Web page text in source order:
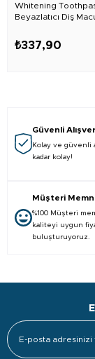
Whitening
Beyazlatıcı Diş
₺337,90
Güvenli
Kolay ve güvenli
kadar kolay!
Müşteri
%100 Müşteri
kaliteyi uygun
buluşturuyoruz.